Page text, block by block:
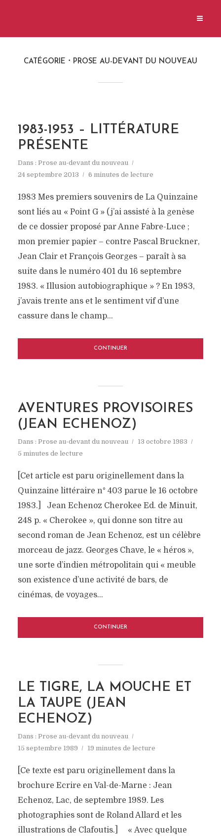
CATÉGORIE PROSE AU-DEVANT DU NOUVEAU
1983-1953 – LITTÉRATURE
PRÉSENTE
Dans : Prose au-devant du nouveau
24 septembre 2013
6 minutes de lecture
1983 Mes premiers souvenirs de La Quinzaine
sont liés au « Point G » (j’ai assisté à la genèse
de ce dossier proposé par Anne Fabre-Luce ;
mon premier papier – contre Pascal Bruckner,
Jean Clair et François Georges – paraît à sa
suite dans le numéro 401 du 16 septembre
1983. « Illusion autobiographique » ? En 1983,
j’avais trente ans et le sentiment vif d’une
cassure dans le champ...
CONTINUER
AVENTURES PROVISOIRES
(JEAN ECHENOZ)
Dans : Prose au-devant du nouveau
13 octobre 1983
5 minutes de lecture
[Cet article est paru originellement dans la
Quinzaine littéraire n° 403 parue le 16 octobre
1983.] Jean Echenoz Cherokee Ed. de Minuit,
248 p. « Cherokee », qui donne son titre au
second roman de Jean Echenoz, est un célèbre
morceau de jazz. Georges Chave, le « héros »,
une sorte d’indien métropolitain qui « meuble
son existence d’une activité de bars, de
cinémas, de voyages...
CONTINUER
LE TIGRE, LA MOUCHE ET
LA TAUPE (JEAN
ECHENOZ)
Dans : Prose au-devant du nouveau
15 septembre 1989
19 minutes de lecture
[Ce texte est paru originellement dans la
brochure Ecrire en Val-de-Marne : Jean
Echenoz, Lac, de septembre 1989. Les
photographies sont de Roland Allard et les
illustrations de Clafoutis.] « Avec quelque